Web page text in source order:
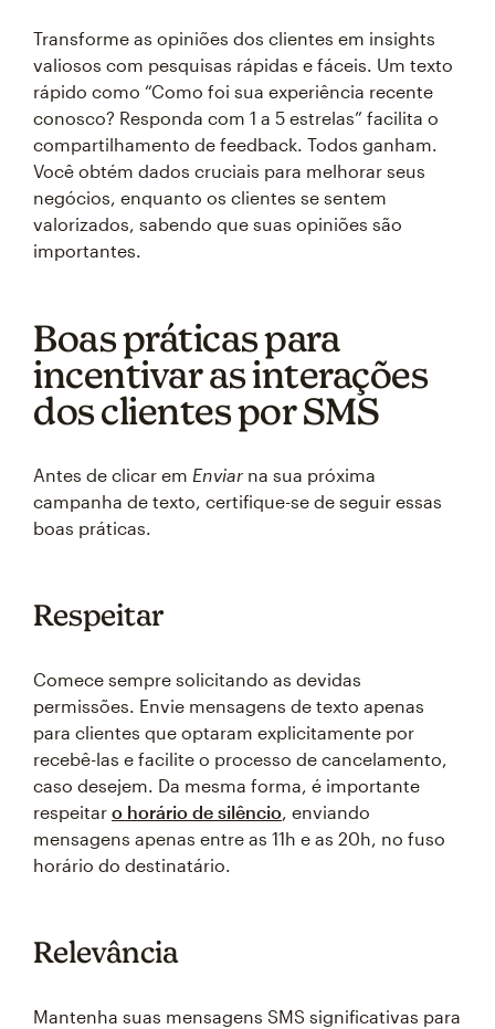
Transforme as opiniões dos clientes em insights
valiosos com pesquisas rápidas e fáceis. Um texto
rápido como “Como foi sua experiência recente
conosco? Responda com 1 a 5 estrelas” facilita o
compartilhamento de feedback. Todos ganham.
Você obtém dados cruciais para melhorar seus
negócios, enquanto os clientes se sentem
valorizados, sabendo que suas opiniões são
importantes.
Boas práticas para
incentivar as interações
dos clientes por SMS
Antes de clicar em Enviar na sua próxima
campanha de texto, certifique-se de seguir essas
boas práticas.
Respeitar
Comece sempre solicitando as devidas
permissões. Envie mensagens de texto apenas
para clientes que optaram explicitamente por
recebê-las e facilite o processo de cancelamento,
caso desejem. Da mesma forma, é importante
respeitar o horário de silêncio, enviando
mensagens apenas entre as 11h e as 20h, no fuso
horário do destinatário.
Relevância
Mantenha suas mensagens SMS significativas para